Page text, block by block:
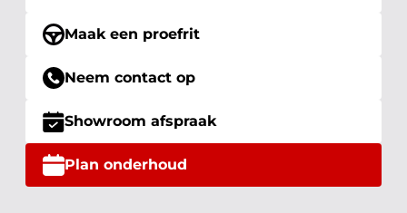
Maak een proefrit
Neem contact op
Showroom afspraak
Plan onderhoud